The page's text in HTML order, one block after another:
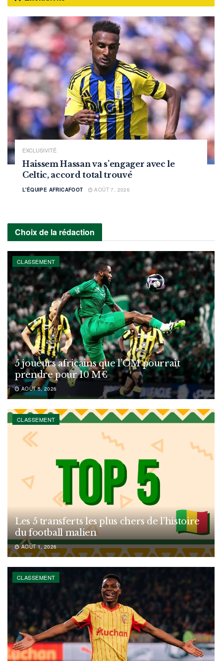
EXCLUSIVITÉ
Haissem Hassan va s’engager avec le
Celtic, accord total trouvé
L'ÉQUIPE AFRICAFOOT AOÛT 7, 2026
Choix de la rédaction
CLASSEMENT
5 joueurs africains que l’OM pourrait
prendre pour 10 M€
AOÛT 5, 2026
CLASSEMENT
Les 5 transferts les plus chers de l’histoire
du football malien
AOÛT 1, 2026
CLASSEMENT